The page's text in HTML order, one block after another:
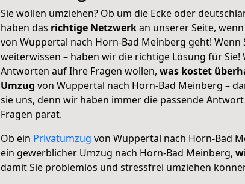
Sie wollen umziehen? Ob um die Ecke oder
haben das richtige Netzwerkan unserer Seite,
von Wuppertal nach Horn-Bad Meinberg geht! Wenn
weiterwissen – haben wir die richtige Lösung für Sie!
Antworten auf Ihre Fragen wollen, was kostet
Umzug von Wuppertal nach Horn-Bad Meinberg –
sie uns, denn wir haben immer die passende
Fragen parat.
Ob ein Privatumzug von Wuppertal nach Horn-Bad
ein gewerblicher Umzug nach Horn-Bad Meinberg,
damit Sie problemlos und stressfrei umziehen